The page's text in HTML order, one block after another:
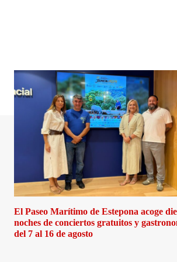
El Paseo Marítimo de Estepona acoge
noches de conciertos gratuitos y
del 7 al 16 de agosto